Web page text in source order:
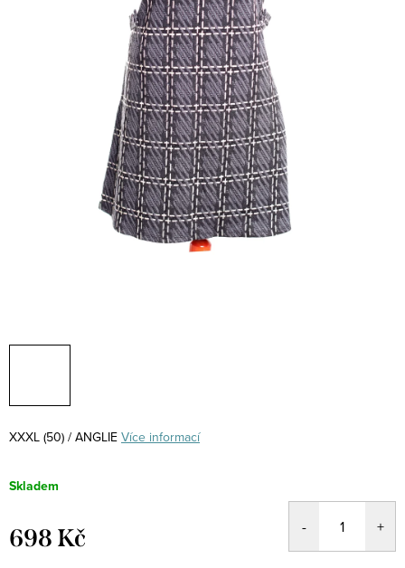
XXXL (50) / ANGLIE Více informací
Skladem
698 Kč